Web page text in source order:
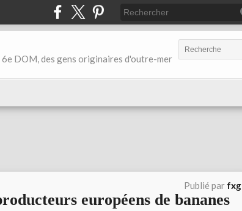
DOM, des gens originaires d'outre-mer
Publié par fxg
européens de bananes